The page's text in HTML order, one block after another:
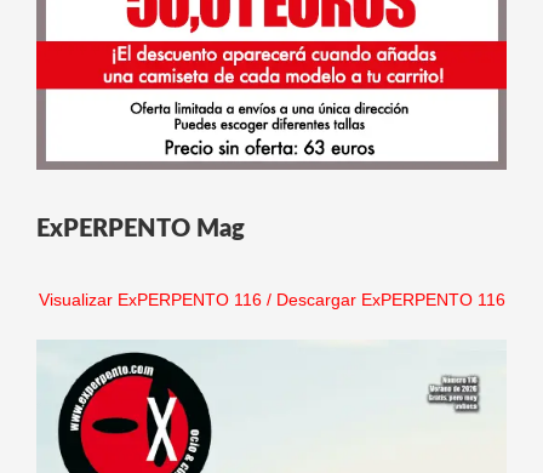
ExPERPENTO Mag
Visualizar ExPERPENTO 116/ Descargar ExPERPENTO 116